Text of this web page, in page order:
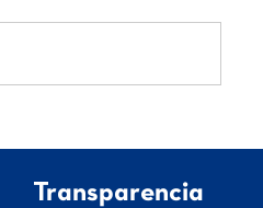
Transparencia